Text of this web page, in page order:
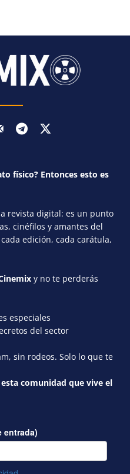
físico? Entonces esto es
revista digital: es un punto
cinéfilos y amantes del
edición, cada carátula,
y no te perderás
especiales
del sector
sin rodeos. Solo lo que te
comunidad que vive el